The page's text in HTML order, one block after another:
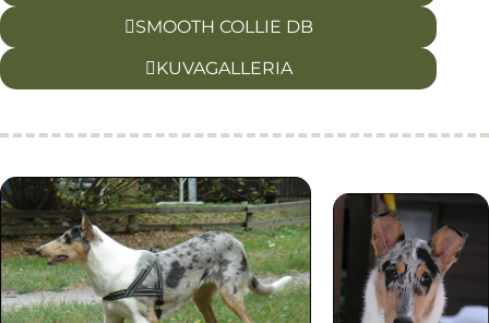
SMOOTH COLLIE DB
KUVAGALLERIA